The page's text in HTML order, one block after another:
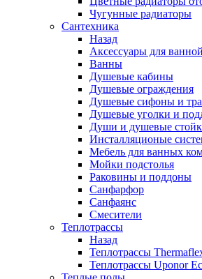
Чугунные радиаторы
Сантехника
Назад
Аксессуары для
Ванны
Душевые кабины
Душевые ограждения
Душевые сифоны и
Душевые уголки и
Души и душевые
Инсталляционые
Мебель для ванных
Мойки подстолья
Раковины и поддоны
Санфарфор
Санфаянс
Смесители
Теплотрассы
Назад
Теплотрассы
Теплотрассы Uponor